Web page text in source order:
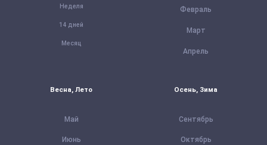
Неделя
14 дней
Месяц
Февраль
Март
Апрель
Весна, Лето
Май
Июнь
Осень, Зима
Сентябрь
Октябрь